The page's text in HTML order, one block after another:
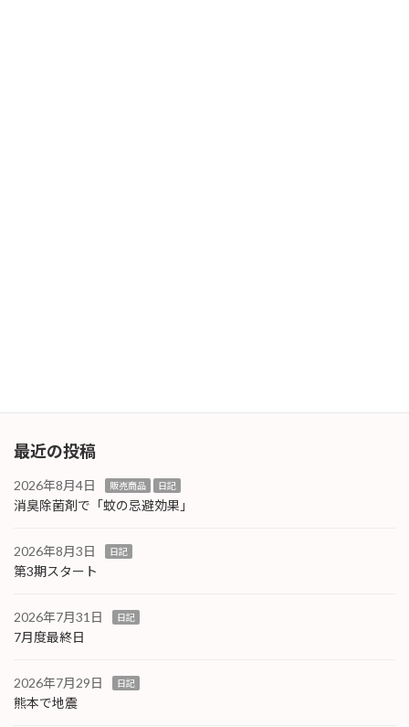
最近の投稿
2026年8月4日 販売商品 日記
消臭除菌剤で「蚊の忌避効果」
2026年8月3日 日記
第3期スタート
2026年7月31日 日記
7月度最終日
2026年7月29日 日記
熊本で地震